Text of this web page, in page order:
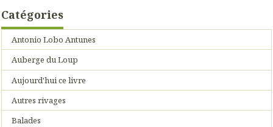
Catégories
Antonio Lobo Antunes
Auberge du Loup
Aujourd'hui ce livre
Autres rivages
Balades